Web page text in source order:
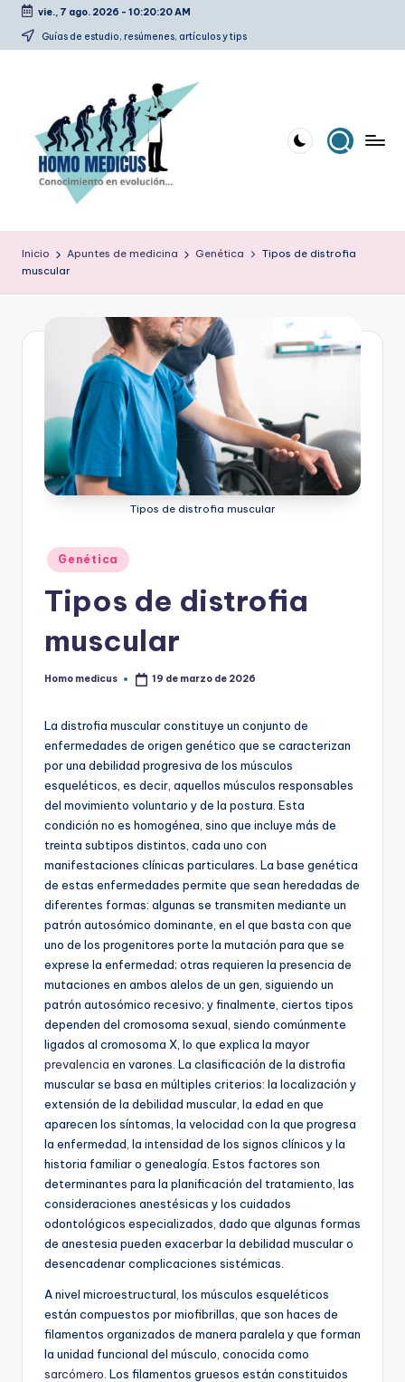
Saltar
vie., 7 ago. 2026 - 10:20:21 AM
Guías de estudio, resúmenes, artículos y tips
o
m
ic
estudio,
Inicio Apuntes de medicina Genética
Tipos de distrofia
muscular
Tipos de distrofia muscular
Publicado
en
Genética
Tipos de distrofia
muscular
Publicado
Homo medicus 19 de marzo de 2026
La distrofia muscular constituye un conjunto de
enfermedades de origen genético que se caracterizan
por una debilidad progresiva de los músculos
esqueléticos, es decir, aquellos músculos responsables
del movimiento voluntario y de la postura. Esta
condición no es homogénea, sino que incluye más de
treinta subtipos distintos, cada uno con
manifestaciones clínicas particulares. La base genética
de estas enfermedades permite que sean heredadas de
diferentes formas: algunas se transmiten mediante un
patrón autosómico dominante, en el que basta con que
uno de los progenitores porte la mutación para que se
exprese la enfermedad; otras requieren la presencia de
mutaciones en ambos alelos de un gen, siguiendo un
patrón autosómico recesivo; y finalmente, ciertos tipos
dependen del cromosoma sexual, siendo comúnmente
ligados al cromosoma X, lo que explica la mayor
prevalencia en varones. La clasificación de la distrofia
muscular se basa en múltiples criterios: la localización y
extensión de la debilidad muscular, la edad en que
aparecen los síntomas, la velocidad con la que progresa
la enfermedad, la intensidad de los signos clínicos y la
historia familiar o genealogía. Estos factores son
determinantes para la planificación del tratamiento, las
consideraciones anestésicas y los cuidados
odontológicos especializados, dado que algunas formas
de anestesia pueden exacerbar la debilidad muscular o
desencadenar complicaciones sistémicas.
A nivel microestructural, los músculos esqueléticos
están compuestos por miofibrillas, que son haces de
filamentos organizados de manera paralela y que forman
la unidad funcional del músculo, conocida como
sarcómero . Los filamentos gruesos están constituidos